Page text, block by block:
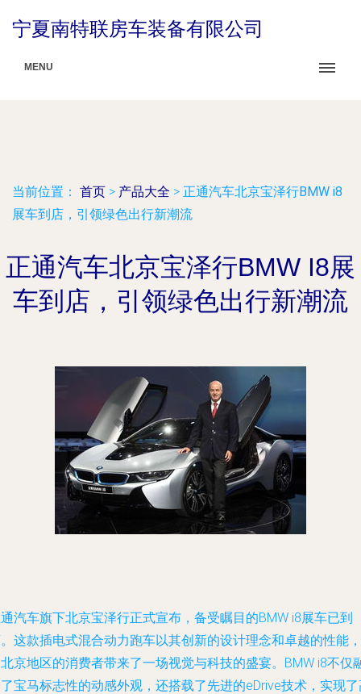
宁夏南特联房车装备有限公司
MENU
当前位置： 首页 > 产品大全 > 正通汽车北京宝泽行BMW i8
展车到店，引领绿色出行新潮流
正通汽车北京宝泽行BMW I8展
车到店，引领绿色出行新潮流
汽车旗下北京宝泽行正式宣布，备受瞩目的BMW i8展车已到
这款插电式混合动力跑车以其创新的设计理念和卓越的性能，
京地区的消费者带来了一场视觉与科技的盛宴。BMW i8不仅
宝马标志性的动感外观，还搭载了先进的eDrive技术，实现